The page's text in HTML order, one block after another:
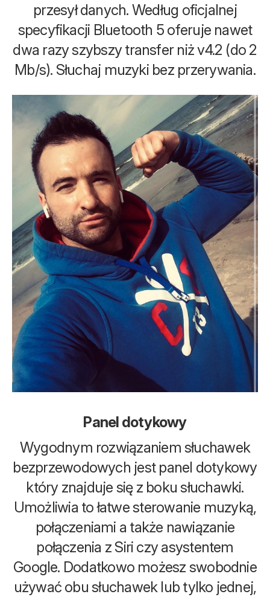
przesył danych. Według oficjalnej
specyfikacji Bluetooth 5 oferuje nawet
dwa razy szybszy transfer niż v4.2 (do 2
Mb/s). Słuchaj muzyki bez przerywania.
Panel dotykowy
Wygodnym rozwiązaniem słuchawek
bezprzewodowych jest panel dotykowy
który znajduje się z boku słuchawki.
Umożliwia to łatwe sterowanie muzyką,
połączeniami a także nawiązanie
połączenia z Siri czy asystentem
Google. Dodatkowo możesz swobodnie
używać obu słuchawek lub tylko jednej,